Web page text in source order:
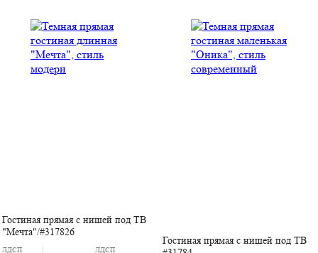
Гостиная прямая с нишей под ТВ
"Мечта"/#317826
ЛДСП
ЛДСП
Гостиная прямая с нишей под ТВ